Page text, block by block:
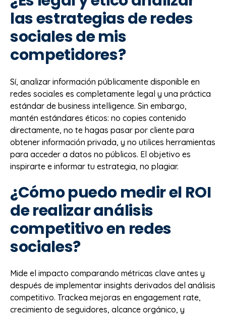
las estrategias de redes
sociales de mis
competidores?
Sí, analizar información públicamente disponible en
redes sociales es completamente legal y una práctica
estándar de business intelligence. Sin embargo,
mantén estándares éticos: no copies contenido
directamente, no te hagas pasar por cliente para
obtener información privada, y no utilices herramientas
para acceder a datos no públicos. El objetivo es
inspirarte e informar tu estrategia, no plagiar.
¿Cómo puedo medir el ROI
de realizar análisis
competitivo en redes
sociales?
Mide el impacto comparando métricas clave antes y
después de implementar insights derivados del análisis
competitivo. Trackea mejoras en engagement rate,
crecimiento de seguidores, alcance orgánico, y